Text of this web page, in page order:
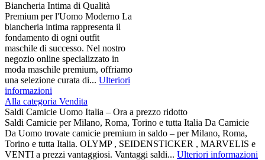
Biancheria Intima di Qualità
Premium per l'Uomo Moderno La
biancheria intima rappresenta il
fondamento di ogni outfit
maschile di successo. Nel nostro
negozio online specializzato in
moda maschile premium, offriamo
una selezione curata di... Ulteriori
informazioni
Alla categoria Vendita
Saldi Camicie Uomo Italia – Ora a prezzo ridotto
Saldi Camicie per Milano, Roma, Torino e tutta Italia Da Camicie
Da Uomo trovate camicie premium in saldo – per Milano, Roma,
Torino e tutta Italia. OLYMP , SEIDENSTICKER , MARVELIS e
VENTI a prezzi vantaggiosi. Vantaggi saldi... Ulteriori informazioni